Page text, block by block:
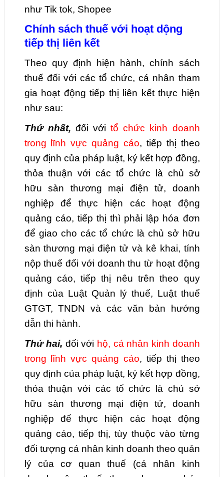
như Tik tok, Shopee
Chính sách thuế với hoạt dộng
tiếp thị liên kết
Theo quy định hiện hành, chính sách
thuế đối với các tổ chức, cá nhân tham
gia hoạt động tiếp thị liên kết thực hiện
như sau:
Thứ nhất, đối với tổ chức kinh doanh
trong lĩnh vực quảng cáo, tiếp thị theo
quy định của pháp luật, ký kết hợp đồng,
thỏa thuận với các tổ chức là chủ sở
hữu sàn thương mại điện tử, doanh
nghiệp để thực hiện các hoạt động
quảng cáo, tiếp thị thì phải lập hóa đơn
để giao cho các tổ chức là chủ sở hữu
sàn thương mại điện tử và kê khai, tính
nộp thuế đối với doanh thu từ hoạt động
quảng cáo, tiếp thị nêu trên theo quy
định của Luật Quản lý thuế, Luật thuế
GTGT, TNDN và các văn bản hướng
dẫn thi hành.
Thứ hai, đối với hộ, cá nhân kinh doanh
trong lĩnh vực quảng cáo, tiếp thị theo
quy định của pháp luật, ký kết hợp đồng,
thỏa thuận với các tổ chức là chủ sở
hữu sàn thương mại điện tử, doanh
nghiệp để thực hiện các hoạt động
quảng cáo, tiếp thị, tùy thuộc vào từng
đối tượng cá nhân kinh doanh theo quản
lý của cơ quan thuế (cá nhân kinh